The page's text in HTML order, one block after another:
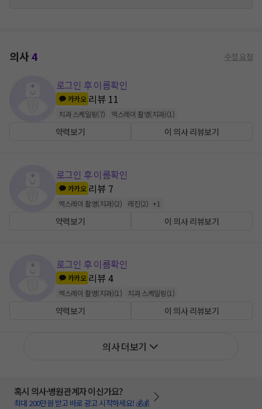
의사4 수정 요청
로그인 후 이름확인
카카오 리뷰 11
치과 스케일링(7) 엑스레이 촬영(치과)(1 )
약력보기 이 의사 리뷰보기
로그인 후 이름확인
카카오 리뷰 7
엑스레이 촬영(치과)(2) 레진(2) +1
약력보기 이 의사 리뷰보기
로그인 후 이름확인
카카오 리뷰4
엑스레이 촬영(치과)(1 ) 치과 스케일링(1 )
약력보기 이 의사 리뷰보기
의사 더보기
혹시 의사·병원관계자 이신가요?
최대 200만원 받고 바로 광고 시작하세요! 💰💰